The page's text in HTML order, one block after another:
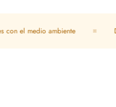
con el medio ambiente